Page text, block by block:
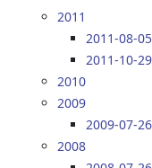
2011
2011-08-
2011-10-
2010
2009
2009-07-
2008